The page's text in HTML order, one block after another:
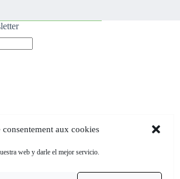
consentement aux cookies
web y darle el mejor servicio.